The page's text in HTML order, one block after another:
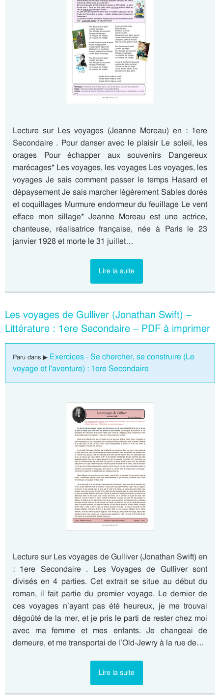
Lecture sur Les voyages (Jeanne Moreau) en : 1ere
Secondaire . Pour danser avec le plaisir Le soleil, les
orages Pour échapper aux souvenirs Dangereux
marécages* Les voyages, les voyages Les voyages, les
voyages Je sais comment passer le temps Hasard et
dépaysement Je sais marcher légèrement Sables dorés
et coquillages Murmure endormeur du feuillage Le vent
efface mon sillage* Jeanne Moreau est une actrice,
chanteuse, réalisatrice française, née à Paris le 23
janvier 1928 et morte le 31 juillet…
Lire la suite
Les voyages de Gulliver (Jonathan Swift) –
Littérature : 1ere Secondaire – PDF à imprimer
Paru dans ▶ Exercices - Se chercher, se construire (Le
voyage et l'aventure) : 1ere Secondaire
Lecture sur Les voyages de Gulliver (Jonathan Swift) en
: 1ere Secondaire . Les Voyages de Gulliver sont
divisés en 4 parties. Cet extrait se situe au début du
roman, il fait partie du premier voyage. Le dernier de
ces voyages n’ayant pas été heureux, je me trouvai
dégoûté de la mer, et je pris le parti de rester chez moi
avec ma femme et mes enfants. Je changeai de
demeure, et me transportai de l’Old-Jewry à la rue de…
Lire la suite